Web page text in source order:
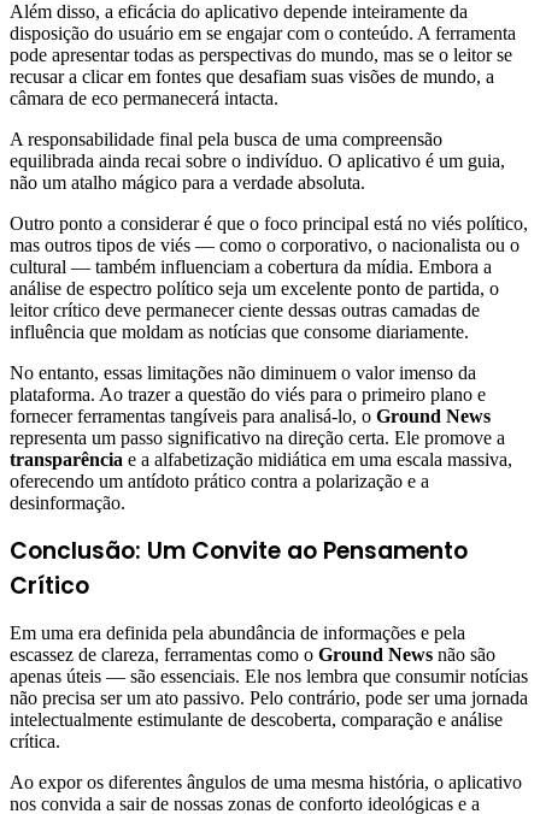
Além disso, a eficácia do aplicativo depende inteiramente da
disposição do usuário em se engajar com o conteúdo. A ferramenta
pode apresentar todas as perspectivas do mundo, mas se o leitor se
recusar a clicar em fontes que desafiam suas visões de mundo, a
câmara de eco permanecerá intacta.
A responsabilidade final pela busca de uma compreensão
equilibrada ainda recai sobre o indivíduo. O aplicativo é um guia,
não um atalho mágico para a verdade absoluta.
Outro ponto a considerar é que o foco principal está no viés político,
mas outros tipos de viés — como o corporativo, o nacionalista ou o
cultural — também influenciam a cobertura da mídia. Embora a
análise de espectro político seja um excelente ponto de partida, o
leitor crítico deve permanecer ciente dessas outras camadas de
influência que moldam as notícias que consome diariamente.
No entanto, essas limitações não diminuem o valor imenso da
plataforma. Ao trazer a questão do viés para o primeiro plano e
fornecer ferramentas tangíveis para analisá-lo, o Ground News
representa um passo significativo na direção certa. Ele promove a
transparência e a alfabetização midiática em uma escala massiva,
oferecendo um antídoto prático contra a polarização e a
desinformação.
Conclusão: Um Convite ao Pensamento
Crítico
Em uma era definida pela abundância de informações e pela
escassez de clareza, ferramentas como o Ground News não são
apenas úteis — são essenciais. Ele nos lembra que consumir notícias
não precisa ser um ato passivo. Pelo contrário, pode ser uma jornada
intelectualmente estimulante de descoberta, comparação e análise
crítica.
Ao expor os diferentes ângulos de uma mesma história, o aplicativo
nos convida a sair de nossas zonas de conforto ideológicas e a